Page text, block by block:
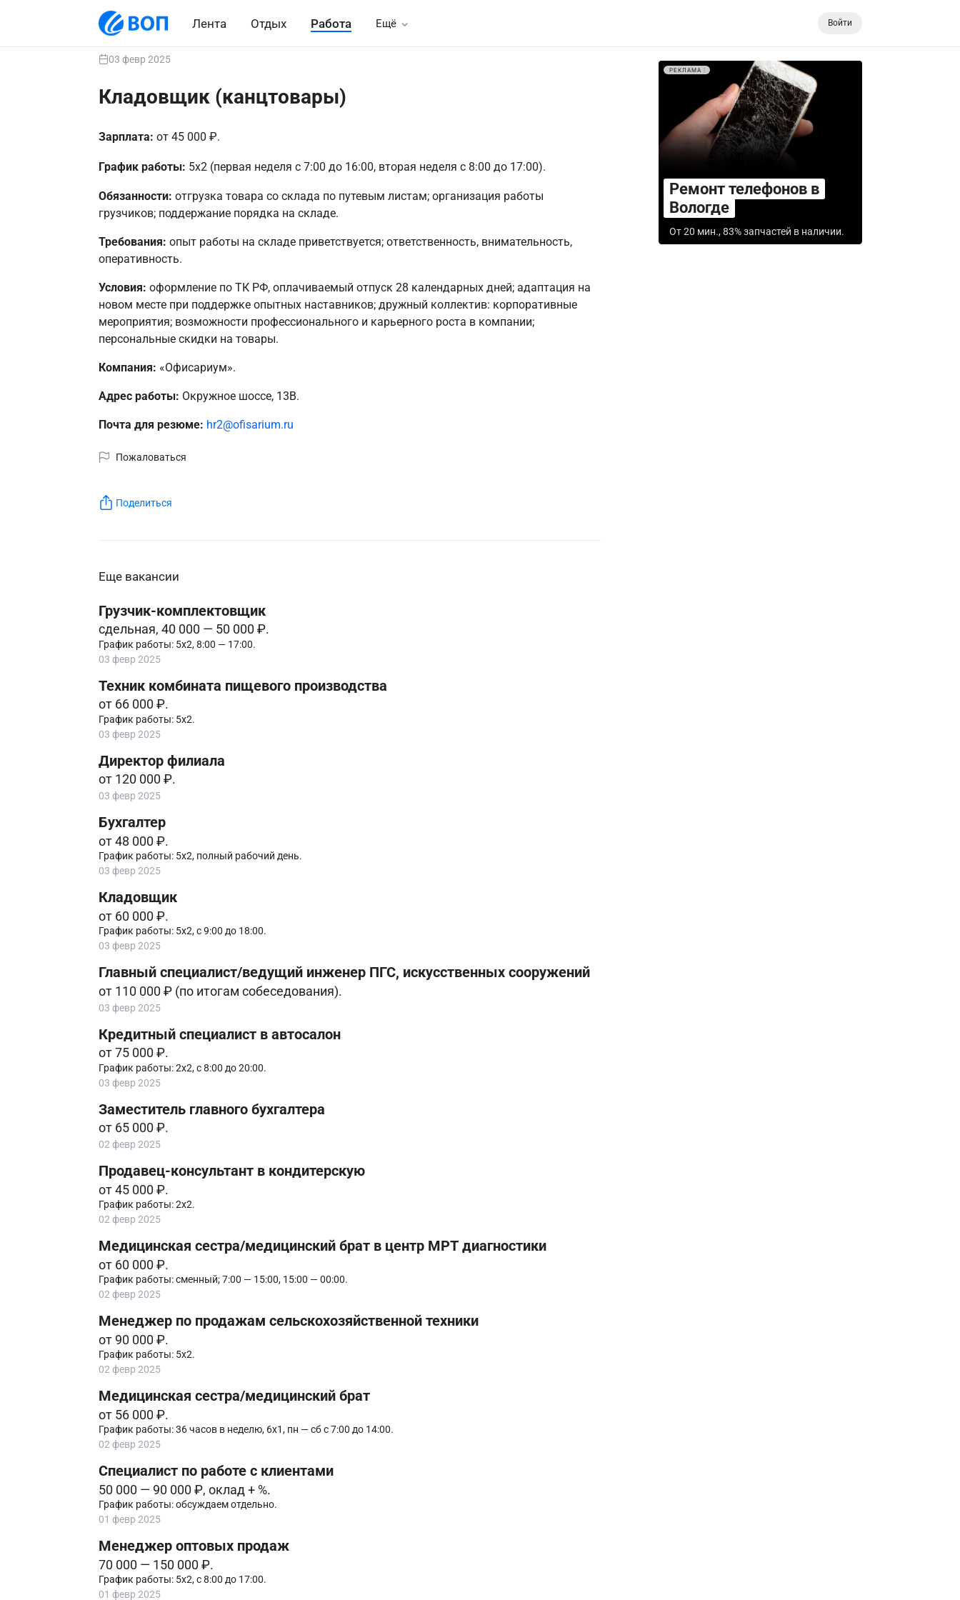
Лента Отдых Работа Ещё Войти
03 февр 2025
Кладовщик (канцтовары)
Зарплата: от 45 000 ₽.
График работы: 5х2 (первая неделя с 7:00 до 16:00, вторая неделя с 8:00 до 17:00).
Обязанности: отгрузка товара со склада по путевым листам; организация работы
грузчиков; поддержание порядка на складе.
Требования: опыт работы на складе приветствуется; ответственность, внимательность,
оперативность.
Условия: оформление по ТК РФ, оплачиваемый отпуск 28 календарных дней; адаптация на
новом месте при поддержке опытных наставников; дружный коллектив: корпоративные
мероприятия; возможности профессионального и карьерного роста в компании;
персональные скидки на товары.
Компания: «Офисариум».
Адрес работы: Окружное шоссе, 13В.
Почта для резюме: hr2@ofisarium.ru
Пожаловаться
Поделиться
РЕКЛАМА
Ремонт телефонов в
Вологде
От 20 мин., 83% запчастей в наличии.
Еще вакансии
Грузчик-комплектовщик
сдельная, 40 000 — 50 000 ₽.
График работы: 5х2, 8:00 — 17:00.
03 февр 2025
Техник комбината пищевого производства
от 66 000 ₽.
График работы: 5х2.
03 февр 2025
Директор филиала
от 120 000 ₽.
03 февр 2025
Бухгалтер
от 48 000 ₽.
График работы: 5х2, полный рабочий день.
03 февр 2025
Кладовщик
от 60 000 ₽.
График работы: 5х2, с 9:00 до 18:00.
03 февр 2025
Главный специалист/ведущий инженер ПГС, искусственных сооружений
от 110 000 ₽ (по итогам собеседования).
03 февр 2025
Кредитный специалист в автосалон
от 75 000 ₽.
График работы: 2х2, с 8:00 до 20:00.
03 февр 2025
Заместитель главного бухгалтера
от 65 000 ₽.
02 февр 2025
Продавец-консультант в кондитерскую
от 45 000 ₽.
График работы: 2х2.
02 февр 2025
Медицинская сестра/медицинский брат в центр МРТ диагностики
от 60 000 ₽.
График работы: сменный; 7:00 — 15:00, 15:00 — 00:00.
02 февр 2025
Менеджер по продажам сельскохозяйственной техники
от 90 000 ₽.
График работы: 5х2.
02 февр 2025
Медицинская сестра/медицинский брат
от 56 000 ₽.
График работы: 36 часов в неделю, 6х1, пн — сб с 7:00 до 14:00.
02 февр 2025
Специалист по работе с клиентами
50 000 — 90 000 ₽, оклад + %.
График работы: обсуждаем отдельно.
01 февр 2025
Менеджер оптовых продаж
70 000 — 150 000 ₽.
График работы: 5х2, с 8:00 до 17:00.
01 февр 2025